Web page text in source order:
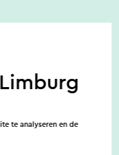
€ 7,50 per
te analyseren en de